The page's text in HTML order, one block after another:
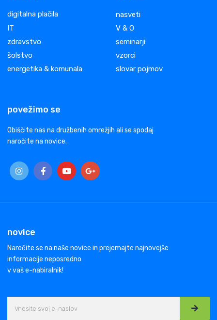
digitalna plačila
IT
zdravstvo
šolstvo
energetika & komunala
nasveti
V & O
seminarji
vzorci
slovar pojmov
povežimo se
Obiščite nas na družbenih omrežjih ali se spodaj
naročite na novice.
novice
Naročite se na naše novice in prejemajte najnovejše
informacije neposredno
v vaš e-nabiralnik!